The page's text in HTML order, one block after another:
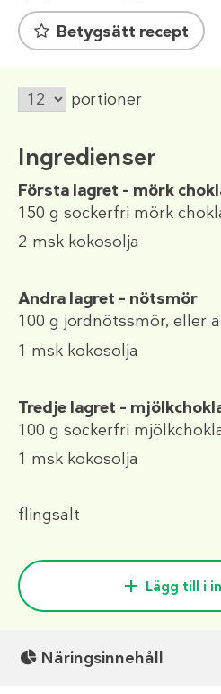
Betygsätt recept
portioner
Ingredienser
Första lagret – mörk
150 g sockerfri mörk
2 msk kokosolja
Andra lagret – nötsmör
100 g jordnötssmör, eller
1 msk kokosolja
Tredje lagret –
100 g sockerfri
1 msk kokosolja
flingsalt
Lägg till i
Näringsinnehåll